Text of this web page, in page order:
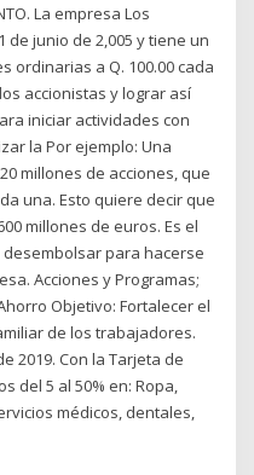
La empresa Los
de junio de 2,005 y tiene un
ordinarias a Q. 100.00 cada
accionistas y lograr así
iniciar actividades con
la Por ejemplo: Una
millones de acciones, que
una. Esto quiere decir que
millones de euros. Es el
para hacerse
Acciones y Programas;
Objetivo: Fortalecer el
de los trabajadores.
2019. Con la Tarjeta de
del 5 al 50% en: Ropa,
médicos, dentales,